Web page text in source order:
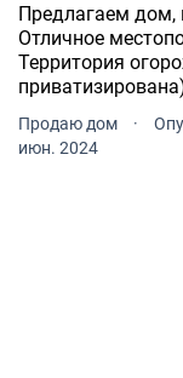
Предлагаем дом,
Отличное
Территория
Есть гараж.
Продаю дом ·
июн. 2024